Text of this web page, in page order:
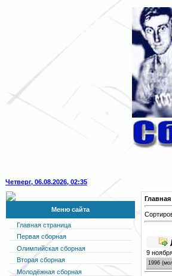
Четверг, 06.08.2026, 02:35
Меню сайта
Главная страница
Первая сборная
Олимпийская сборная
Вторая сборная
Молодёжная сборная
Главная
9
1996